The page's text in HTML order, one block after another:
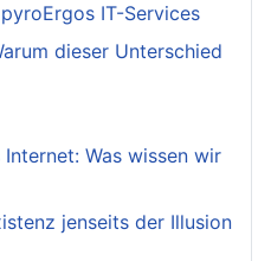
IT-Services
dieser Unterschied
Was wissen wir
jenseits der Illusion